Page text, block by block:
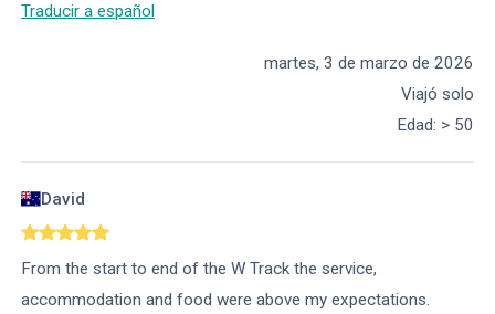
Traducir a español
martes, 3 de marzo de 2026
Viajó solo
Edad: > 50
David
From the start to end of the W Track the service,
accommodation and food were above my expectations.